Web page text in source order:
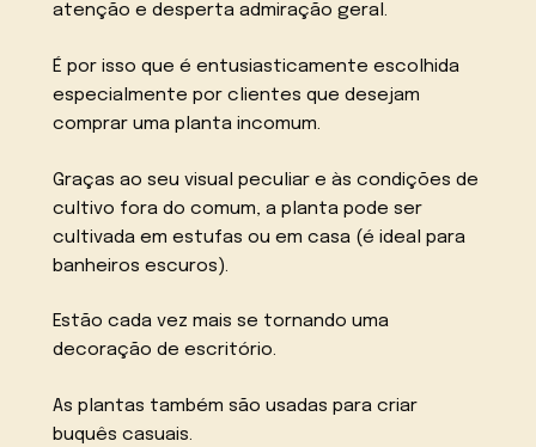
atenção e desperta admiração geral.
É por isso que é entusiasticamente escolhida
especialmente por clientes que desejam
comprar uma planta incomum.
Graças ao seu visual peculiar e às condições de
cultivo fora do comum, a planta pode ser
cultivada em estufas ou em casa (é ideal para
banheiros escuros).
Estão cada vez mais se tornando uma
decoração de escritório.
As plantas também são usadas para criar
buquês casuais.